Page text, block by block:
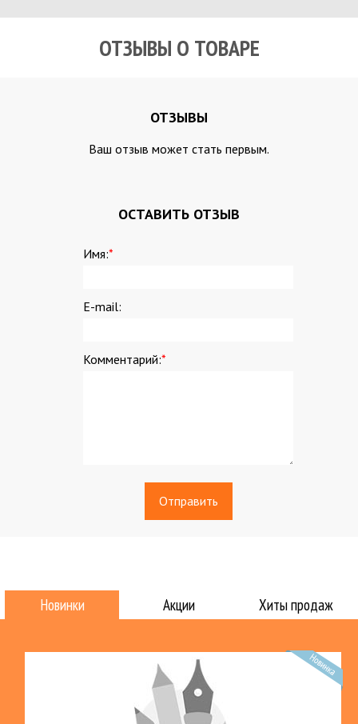
ОТЗЫВЫ О ТОВАРЕ
ОТЗЫВЫ
Ваш отзыв может стать первым.
ОСТАВИТЬ ОТЗЫВ
Имя:*
E-mail:
Комментарий:*
Новинки Акции Хиты продаж